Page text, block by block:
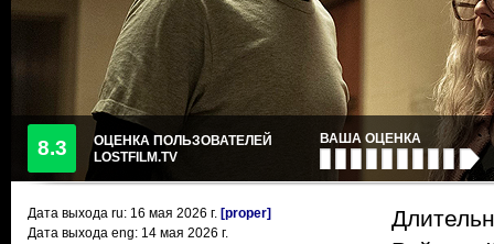
8.3
ОЦЕНКА ПОЛЬЗОВАТЕЛЕЙ
LOSTFILM.TV
ВАША ОЦЕНКА
Дата выхода ru: 16 мая 2026 г. [proper]
Дата выхода eng: 14 мая 2026 г.